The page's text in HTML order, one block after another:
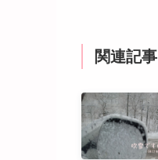
関連記事